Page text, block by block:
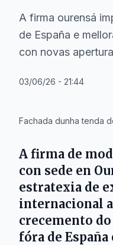
A firma ourensá
de España e
con novas
03/06/26 - 21:44
Fachada dunha tenda
A firma de
con sede en
estratexia de
internacional
crecemento do
fóra de